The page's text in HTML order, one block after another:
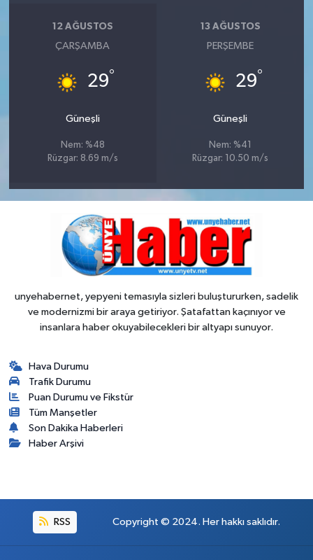
12 AĞUSTOS
ÇARŞAMBA
29°
Güneşli
Nem: %48
Rüzgar: 8.69 m/s
13 AĞUSTOS
PERŞEMBE
29°
Güneşli
Nem: %41
Rüzgar: 10.50 m/s
unyehabernet, yepyeni temasıyla sizleri buluştururken, sadelik
ve modernizmi bir araya getiriyor. Şatafattan kaçınıyor ve
insanlara haber okuyabilecekleri bir altyapı sunuyor.
Hava Durumu
Trafik Durumu
Puan Durumu ve Fikstür
Tüm Manşetler
Son Dakika Haberleri
Haber Arşivi
RSS Copyright © 2024. Her hakkı saklıdır.